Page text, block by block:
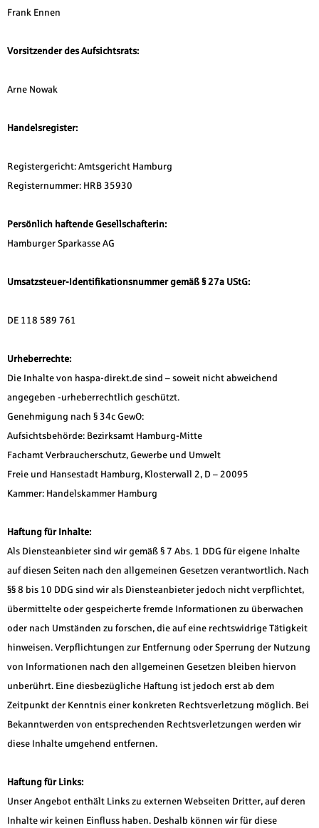
Frank Ennen
Vorsitzender des Aufsichtsrats:
Arne Nowak
Handelsregister:
Registergericht: Amtsgericht Hamburg
Registernummer: HRB 35930
Persönlich haftende Gesellschafterin:
Hamburger Sparkasse AG
Umsatzsteuer-Identifikationsnummer gemäß § 27a UStG:
DE 118 589 761
Urheberrechte:
Die Inhalte von haspa-direkt.de sind – soweit nicht abweichend
angegeben -urheberrechtlich geschützt.
Genehmigung nach § 34c GewO:
Aufsichtsbehörde: Bezirksamt Hamburg-Mitte
Fachamt Verbraucherschutz, Gewerbe und Umwelt
Freie und Hansestadt Hamburg, Klosterwall 2, D – 20095
Kammer: Handelskammer Hamburg
Haftung für Inhalte:
Als Diensteanbieter sind wir gemäß § 7 Abs. 1 DDG für eigene Inhalte
auf diesen Seiten nach den allgemeinen Gesetzen verantwortlich. Nach
§§ 8 bis 10 DDG sind wir als Diensteanbieter jedoch nicht verpflichtet,
übermittelte oder gespeicherte fremde Informationen zu überwachen
oder nach Umständen zu forschen, die auf eine rechtswidrige Tätigkeit
hinweisen. Verpflichtungen zur Entfernung oder Sperrung der Nutzung
von Informationen nach den allgemeinen Gesetzen bleiben hiervon
unberührt. Eine diesbezügliche Haftung ist jedoch erst ab dem
Zeitpunkt der Kenntnis einer konkreten Rechtsverletzung möglich. Bei
Bekanntwerden von entsprechenden Rechtsverletzungen werden wir
diese Inhalte umgehend entfernen.
Haftung für Links:
Unser Angebot enthält Links zu externen Webseiten Dritter, auf deren
Inhalte wir keinen Einfluss haben. Deshalb können wir für diese